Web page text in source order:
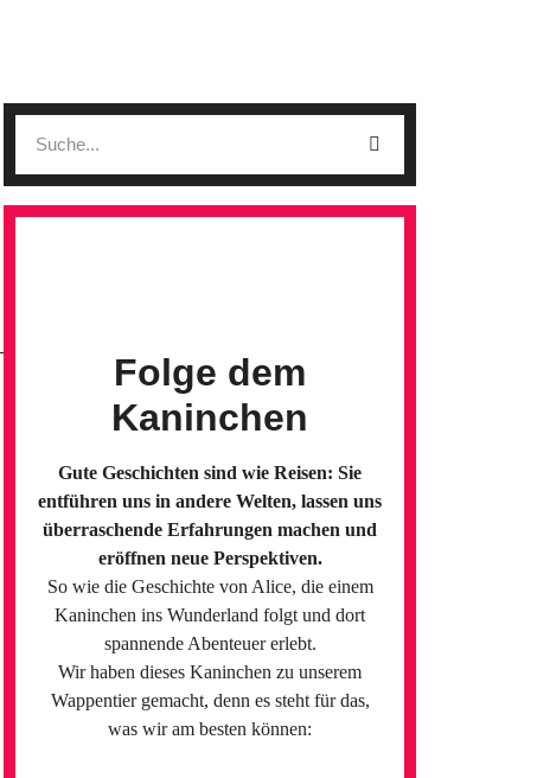
Folge dem
Kaninchen
Gute Geschichten sind wie Reisen: Sie
entführen uns in andere Welten, lassen uns
überraschende Erfahrungen machen und
eröffnen neue Perspektiven.
So wie die Geschichte von Alice, die einem
Kaninchen ins Wunderland folgt und dort
spannende Abenteuer erlebt.
Wir haben dieses Kaninchen zu unserem
Wappentier gemacht, denn es steht für das,
was wir am besten können: